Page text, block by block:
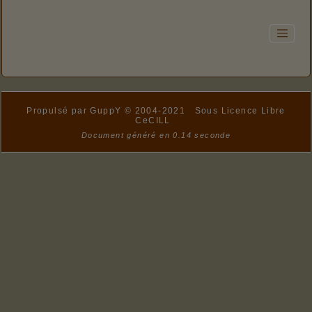
Propulsé par GuppY © 2004-2021
Sous Licence Libre
CeCILL
Document généré en 0.14 seconde